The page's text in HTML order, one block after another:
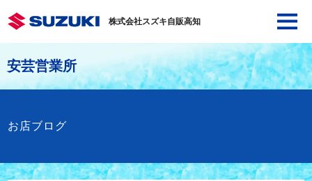
株式会社スズキ自販高知
安芸営業所
お店ブログ